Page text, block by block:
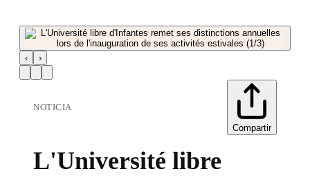
‹ ›
NOTICIA
Compartir
L'Université libre